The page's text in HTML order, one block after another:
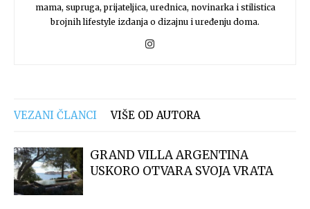
mama, supruga, prijateljica, urednica, novinarka i stilistica
brojnih lifestyle izdanja o dizajnu i uređenju doma.
VEZANI ČLANCI VIŠE OD AUTORA
GRAND VILLA ARGENTINA
USKORO OTVARA SVOJA VRATA